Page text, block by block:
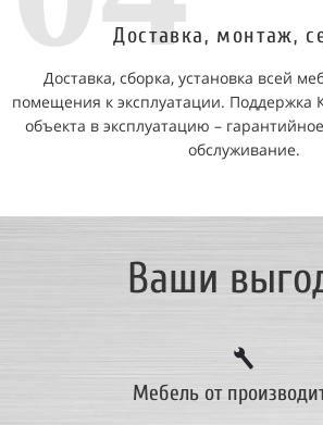
Доставка, монтаж,
Доставка, сборка, установка всей
помещения к эксплуатации. Поддержка
объекта в эксплуатацию –
обслуживание.
Ваши
Мебель от